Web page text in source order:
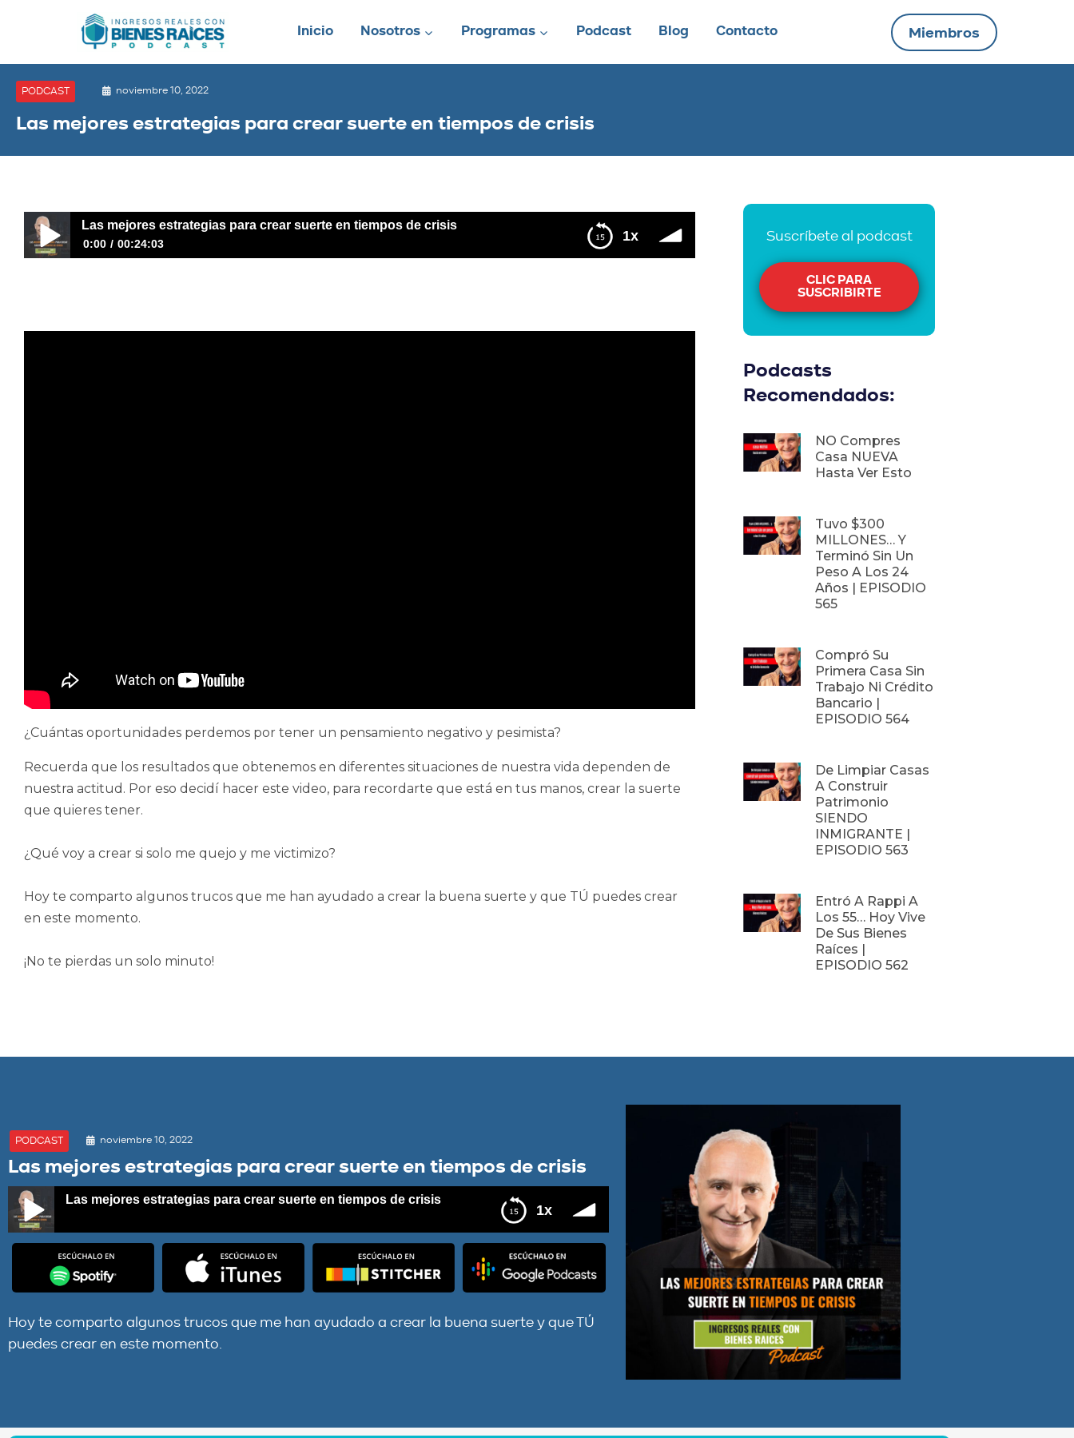
Inicio Nosotros Programas Podcast Blog Contacto Miembros
PODCAST noviembre 10, 2022
Las mejores estrategias para crear suerte en tiempos de crisis
1x
Las mejores estrategias para crear suerte en tiempos de crisis
0:00 00:24:03
¿Cuántas oportunidades perdemos por tener un pensamiento negativo y pesimista?
Recuerda que los resultados que obtenemos en diferentes situaciones de nuestra vida dependen de
nuestra actitud. Por eso decidí hacer este video, para recordarte que está en tus manos, crear la suerte
que quieres tener.
¿Qué voy a crear si solo me quejo y me victimizo?
Hoy te comparto algunos trucos que me han ayudado a crear la buena suerte y que TÚ puedes crear
en este momento.
¡No te pierdas un solo minuto!
Suscríbete al podcast
CLIC PARA
SUSCRIBIRTE
Podcasts
Recomendados:
NO Compres
Casa NUEVA
Hasta Ver Esto
Tuvo $300
MILLONES… Y
Terminó Sin Un
Peso A Los 24
Años | EPISODIO
565
Compró Su
Primera Casa Sin
Trabajo Ni Crédito
Bancario |
EPISODIO 564
De Limpiar Casas
A Construir
Patrimonio
SIENDO
INMIGRANTE |
EPISODIO 563
Entró A Rappi A
Los 55… Hoy Vive
De Sus Bienes
Raíces |
EPISODIO 562
PODCAST noviembre 10, 2022
Las mejores estrategias para crear suerte en tiempos de crisis
1x
Las mejores estrategias para crear suerte en tiempos de crisis
Las mejores estrategias para crear suerte en tiempos de crisis
Hoy te comparto algunos trucos que me han ayudado a crear la buena suerte y que TÚ
puedes crear en este momento.